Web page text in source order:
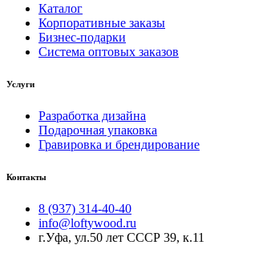
Каталог
Корпоративные заказы
Бизнес-подарки
Система оптовых заказов
Услуги
Разработка дизайна
Подарочная упаковка
Гравировка и брендирование
Контакты
8 (937) 314-40-40
info@loftywood.ru
г.Уфа, ул.50 лет СССР 39, к.11